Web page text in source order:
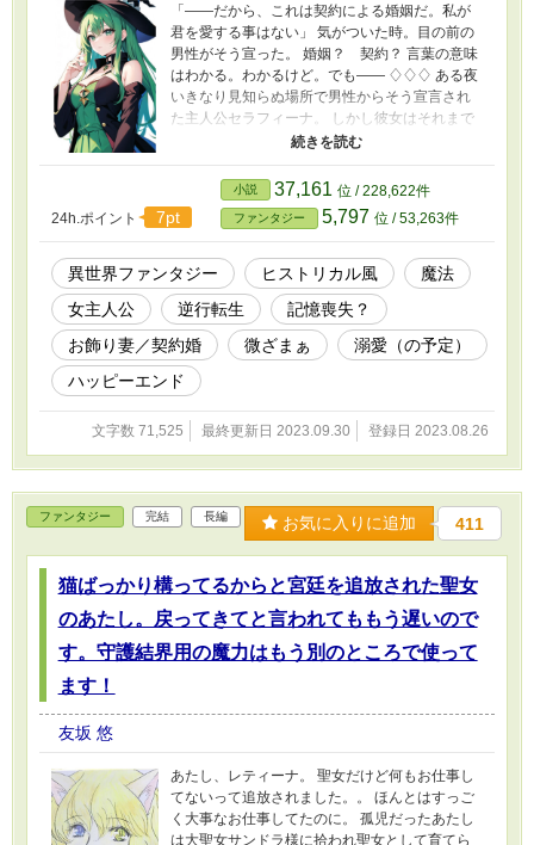
「——だから、これは契約による婚姻だ。私が
君を愛する事はない」 気がついた時。目の前の
男性がそう宣った。 婚姻？ 契約？ 言葉の意味
はわかる。わかるけど。でも—— ♢♢♢ ある夜
いきなり見知らぬ場所で男性からそう宣言され
た主人公セラフィーナ。 しかし彼女はそれまで
の記憶を失っていて。 自分が誰かもどうしてこ
こにいるかもわからない状態だった。 記憶がな
いままでもなんとか前向きに今いる状態を受け
入れていくセラフィーナ。 その明るい性格に、
『ろくに口もきけないおとなしい控えめな女
性』と聞かされていた彼女の契約上の夫、ルー
クヴァルト・ウイルフォード公爵も次第に心を
開いていく。 そして、彼女のその身に秘めた魔
法の力によって危機から救われたことで、彼の
彼女を見る目は劇的に変わったのだった。 これ
は、内気で暗い陰鬱令嬢と渾名されていたお飾
り妻のセラフィーナが、自分と兄、そして最愛
の夫の危機に直面した際、大魔法使い「白蓮の
魔女」であった前世を思い出し、その権能を解
放して時間を逆行したことで一時的に記憶が混
幸せを掴むまでの物語。
24h.ポイント 7pt
小説 37,161 位 / 228,622件
ファンタジー 5,797 位 / 53,263件
異世界ファンタジー ヒストリカル風
魔法
女主人公
逆行転生
記憶喪失？
お飾り妻／契約婚
微ざまぁ
溺愛（の予定）
ハッピーエンド
文字数 71,525 最終更新日 2023.09.30 登録日 2023.08.26
ファンタジー 完結 長編 お気に入りに追加 411
猫ばっかり構ってるからと宮廷を追放された聖女
のあたし。戻ってきてと言われてももう遅いので
す。守護結界用の魔力はもう別のところで使って
ます！
友坂 悠
あたし、レティーナ。 聖女だけど何もお仕事し
てないって追放されました。。 ほんとはすっご
く大事なお仕事してたのに。 孤児だったあたし
は大聖女サンドラ様に拾われ聖女として育てら